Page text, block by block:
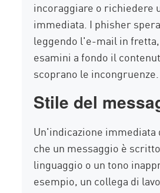
incoraggiare o richiedere
immediata. I phisher
leggendo l'e-mail in
esamini a fondo il
scoprano le incongruenze.
Stile del
Un'indicazione immediata
che un messaggio è
linguaggio o un tono
esempio, un collega di